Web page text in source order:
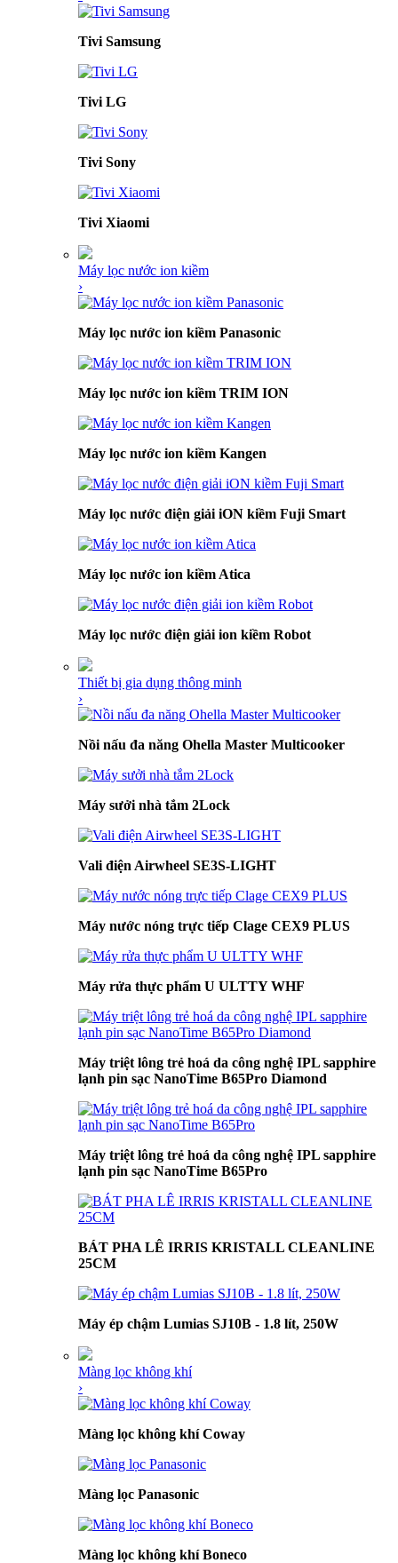
Tivi Samsung
Tivi LG
Tivi Sony
Tivi Xiaomi
Máy lọc nước ion kiềm
›
Máy lọc nước ion kiềm Panasonic
Máy lọc nước ion kiềm TRIM ION
Máy lọc nước ion kiềm Kangen
Máy lọc nước điện giải iON kiềm Fuji Smart
Máy lọc nước ion kiềm Atica
Máy lọc nước điện giải ion kiềm Robot
Thiết bị gia dụng thông minh
›
Nồi nấu đa năng Ohella Master Multicooker
Máy sưởi nhà tắm 2Lock
Vali điện Airwheel SE3S-LIGHT
Máy nước nóng trực tiếp Clage CEX9 PLUS
Máy rửa thực phẩm U ULTTY WHF
Máy triệt lông trẻ hoá da công nghệ IPL sapphire
lạnh pin sạc NanoTime B65Pro Diamond
Máy triệt lông trẻ hoá da công nghệ IPL sapphire
lạnh pin sạc NanoTime B65Pro
BÁT PHA LÊ IRRIS KRISTALL CLEANLINE
25CM
Máy ép chậm Lumias SJ10B - 1.8 lít, 250W
Màng lọc không khí
›
Màng lọc không khí Coway
Màng lọc Panasonic
Màng lọc không khí Boneco